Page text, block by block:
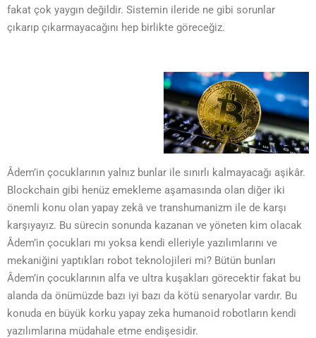
fakat çok yaygın değildir. Sistemin ileride ne gibi sorunlar
çıkarıp çıkarmayacağını hep birlikte göreceğiz.
Âdem’in çocuklarının yalnız bunlar ile sınırlı kalmayacağı aşikâr.
Blockchain gibi henüz emekleme aşamasında olan diğer iki
önemli konu olan yapay zekâ ve transhumanizm ile de karşı
karşıyayız. Bu sürecin sonunda kazanan ve yöneten kim olacak
Âdem’in çocukları mı yoksa kendi elleriyle yazılımlarını ve
mekaniğini yaptıkları robot teknolojileri mi? Bütün bunları
Âdem’in çocuklarının alfa ve ultra kuşakları görecektir fakat bu
alanda da önümüzde bazı iyi bazı da kötü senaryolar vardır. Bu
konuda en büyük korku yapay zeka humanoid robotların kendi
yazılımlarına müdahale etme endişesidir.